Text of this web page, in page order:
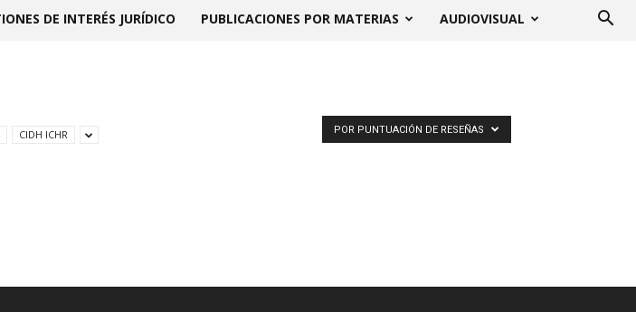
DE INTERÉS JURÍDICO PUBLICACIONES POR MATERIAS AUDIOVISUAL
CIDH ICHR POR PUNTUACIÓN DE RESEÑAS